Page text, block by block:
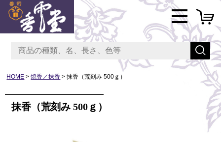
HOME 焼香／抹香 抹香（荒刻み 500ｇ）
抹香（荒刻み 500ｇ）